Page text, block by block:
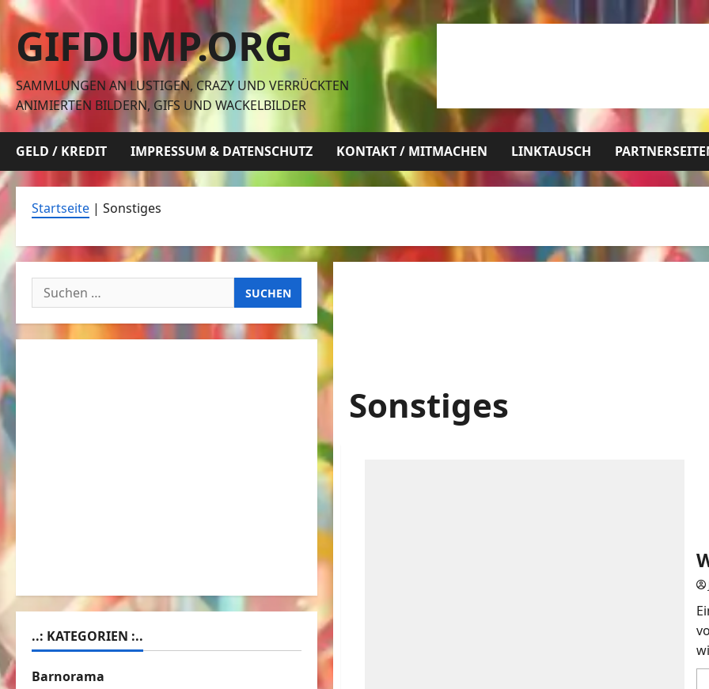
Zum
Inhalt
springen
GIFDUMP.ORG
SAMMLUNGEN AN LUSTIGEN, CRAZY UND VERRÜCKTEN
ANIMIERTEN BILDERN, GIFS UND WACKELBILDER
GELD / KREDIT IMPRESSUM & DATENSCHUTZ KONTAKT / MITMACHEN LINKTAUSCH
Startseite | Sonstiges
Sonstiges
Suchen
nach:
..: KATEGORIEN :..
Barnorama